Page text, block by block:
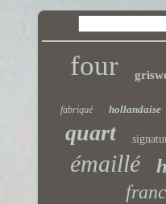
four
fabriqué hollandaise
quart
émaillé